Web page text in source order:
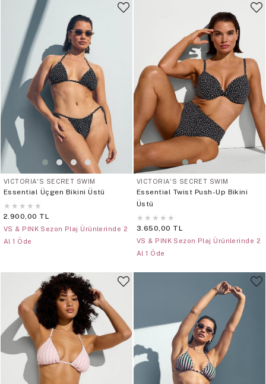
VICTORIA'S SECRET SWIM
Essential Üçgen Bikini Üstü
★ ★ ★ ★ ★
2.900,00 TL
VS & PINK Sezon Plaj Ürünlerinde 2
Al 1 Öde
VICTORIA'S SECRET SWIM
Essential Twist Push-Up Bikini
Üstü
★ ★ ★ ★ ★
3.650,00 TL
VS & PINK Sezon Plaj Ürünlerinde 2
Al 1 Öde